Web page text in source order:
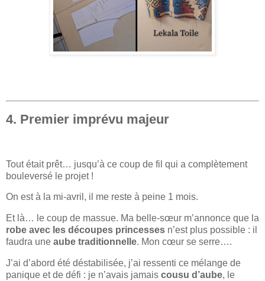
4. Premier imprévu majeur
Tout était prêt… jusqu’à ce coup de fil qui a complètement
bouleversé le projet !
On est à la mi-avril, il me reste à peine 1 mois.
Et là… le coup de massue. Ma belle-sœur m’annonce que la
robe avec les découpes princesses n’est plus possible : il
faudra une aube traditionnelle. Mon cœur se serre….
J’ai d’abord été déstabilisée, j’ai ressenti ce mélange de
panique et de défi : je n’avais jamais cousu d’aube, le